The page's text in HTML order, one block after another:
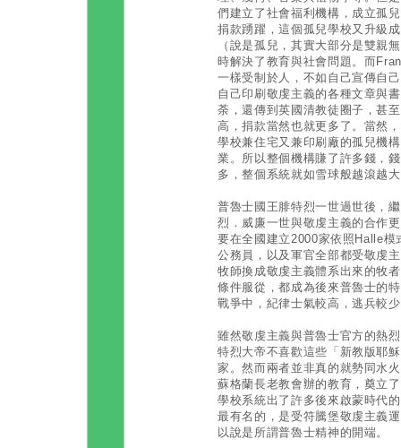
們建立了社會福利機構，成立孤
捐款踴躍，這個孤兒學校又升級
（說是孤兒，其實大部分是雙親
時解決了教育與社會問題。而
一樣受制於人，不如自己宣傳自
自己印刷敬虔主義的各種文章與
荼，還傳到英國清教徒圈子，甚
高，捐款當然也就更多了。當然
學校兼住宅又兼印刷廠的孤兒機
業。所以整個機構賺了許多錢，
多，整個系統就如雪球般越滾越
普魯士國王腓特烈一世過世後，
烈．威廉一世與敬虔主義的合作
要在全國建立2000家依照Halle
公務員，以及軍官全部都受敬虔
牧師換成敬虔主義體系出來的牧
條件服從，都成為後來普魯士的
戰爭中，紀律士氣較高，逃兵較
雖然敬虔主義與普魯士官方的熱
特烈大帝不喜歡這些「新教版耶
家。然而兩者並非真的就勢同水
蘇格蘭長老教會辦的教育，奠立
學校系統出了許多後來啟蒙時代
最有名的，是受符騰堡敬虔主義
以說是所謂普魯士精神的開端。